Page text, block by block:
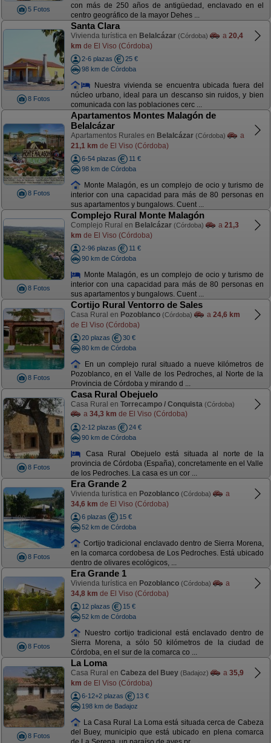
5 Fotos
con más de 250 años de antigüedad, enclavado en el
centro geográfico de la mayor Dehes ...
8 Fotos
Santa Clara
Vivienda turística en Belalcázar (Córdoba) a 20,4
km de El Viso (Córdoba)
2-6 plazas
25 €
98 km de Córdoba
Nuestra vivienda se encuentra ubicada fuera del
núcleo urbano, ideal para un descanso sin ruidos, y bien
comunicada con las poblaciones cerc ...
8 Fotos
Apartamentos Montes Malagón de
Belalcázar
Apartamentos Rurales en Belalcázar (Córdoba)
a
21,1 km de El Viso (Córdoba)
6-54 plazas
11 €
98 km de Córdoba
Monte Malagón, es un complejo de ocio y turismo de
interior con una capacidad para más de 80 personas en
sus apartamentos y bungalows. Cuent ...
8 Fotos
Complejo Rural Monte Malagón
Complejo Rural en Belalcázar (Córdoba) a 21,3
km de El Viso (Córdoba)
2-96 plazas
11 €
90 km de Córdoba
Monte Malagón, es un complejo de ocio y turismo de
interior con una capacidad para más de 80 personas en
sus apartamentos y bungalows. Cuent ...
8 Fotos
Cortijo Rural Ventorro de Sales
Casa Rural en Pozoblanco (Córdoba) a 24,6 km
de El Viso (Córdoba)
20 plazas
30 €
80 km de Córdoba
En un complejo rural situado a nueve kilómetros de
Pozoblanco, en el Valle de los Pedroches, al Norte de la
Provincia de Córdoba y mirando d ...
8 Fotos
Casa Rural Obejuelo
Casa Rural en Torrecampo / Conquista (Córdoba)
a 34,3 km de El Viso (Córdoba)
2-12 plazas
24 €
90 km de Córdoba
Casa Rural Obejuelo está situada al norte de la
provincia de Córdoba (España), concretamente en el Valle
de los Pedroches. La casa es un cor ...
8 Fotos
Era Grande 2
Vivienda turística en Pozoblanco (Córdoba)
a
34,6 km de El Viso (Córdoba)
6 plazas
15 €
52 km de Córdoba
Cortijo tradicional enclavado dentro de Sierra Morena,
en la comarca cordobesa de Los Pedroches. Está ubicado
dentro de olivares ecológicos, ...
8 Fotos
Era Grande 1
Vivienda turística en Pozoblanco (Córdoba)
a
34,8 km de El Viso (Córdoba)
12 plazas
15 €
52 km de Córdoba
Nuestro cortijo tradicional está enclavado dentro de
Sierra Morena, a sólo 50 kilómetros de la ciudad de
Córdoba, en el sur de la comarca co ...
8 Fotos
La Loma
Casa Rural en Cabeza del Buey (Badajoz) a 35,9
km de El Viso (Córdoba)
6-12+2 plazas
13 €
198 km de Badajoz
La Casa Rural La Loma está situada cerca de Cabeza
del Buey, municipio que está ubicado en plena comarca